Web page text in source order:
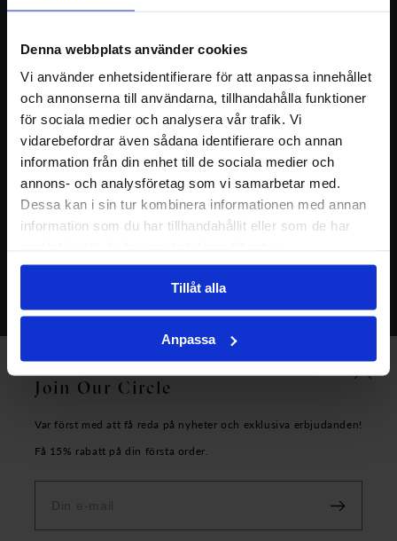
Denna webbplats använder cookies
Vi använder enhetsidentifierare för att anpassa innehållet
och annonserna till användarna, tillhandahålla funktioner
för sociala medier och analysera vår trafik. Vi
vidarebefordrar även sådana identifierare och annan
information från din enhet till de sociala medier och
annons- och analysföretag som vi samarbetar med.
Dessa kan i sin tur kombinera informationen med annan
information som du har tillhandahållit eller som de har
Tillåt alla
Anpassa
Join Our Circle
Var först med att få reda på nyheter och exklusiva erbjudanden!
Få 15% rabatt på din första order.
Instagram
Cookies & personuppgifter
Byten & återköp
Allmänna villkor
Om oss
Copyright Carolina Gynning AB - 2026